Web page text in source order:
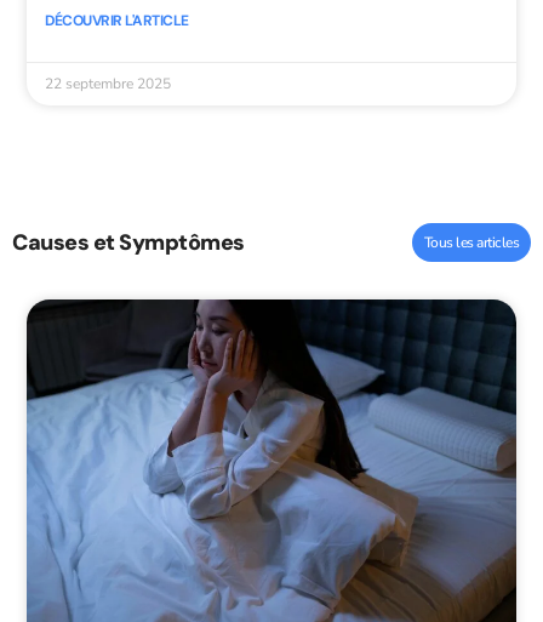
DÉCOUVRIR L'ARTICLE
22 septembre 2025
Causes et Symptômes Tous les articles